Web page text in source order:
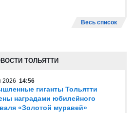
Весь список
ТОЛЬЯТТИ
2026 14:56
гиганты Тольятти
наградами юбилейного
«Золотой муравей»